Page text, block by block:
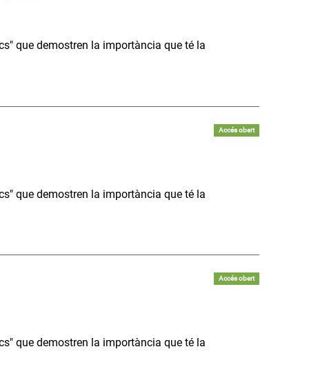
que demostren la importància que té la
Accés obert
que demostren la importància que té la
Accés obert
que demostren la importància que té la